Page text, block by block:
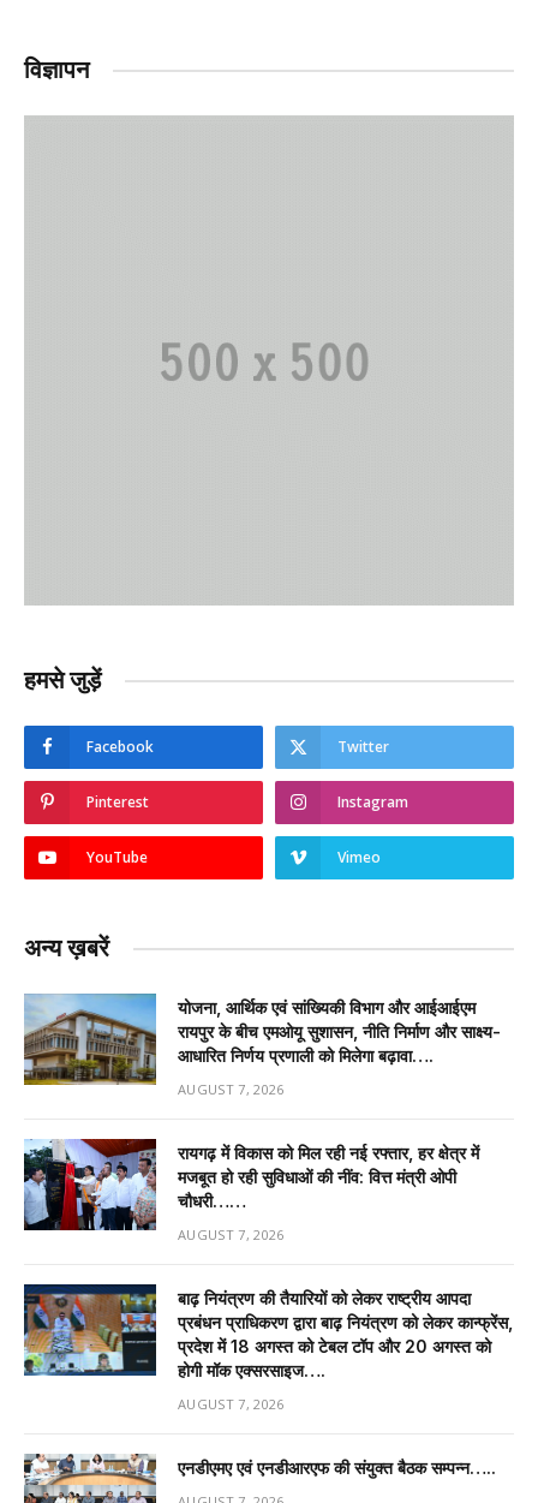
विज्ञापन
हमसे जुड़ें
Facebook Twitter
Pinterest Instagram
YouTube Vimeo
अन्य ख़बरें
योजना, आर्थिक एवं सांख्यिकी विभाग और आईआईएम
रायपुर के बीच एमओयू सुशासन, नीति निर्माण और साक्ष्य-
आधारित निर्णय प्रणाली को मिलेगा बढ़ावा….
AUGUST 7, 2026
रायगढ़ में विकास को मिल रही नई रफ्तार, हर क्षेत्र में
मजबूत हो रही सुविधाओं की नींव: वित्त मंत्री ओपी
चौधरी……
AUGUST 7, 2026
बाढ़ नियंत्रण की तैयारियों को लेकर राष्ट्रीय आपदा
प्रबंधन प्राधिकरण द्वारा बाढ़ नियंत्रण को लेकर कान्फ्रेंस,
प्रदेश में 18 अगस्त को टेबल टॉप और 20 अगस्त को
होगी मॉक एक्सरसाइज….
AUGUST 7, 2026
एनडीएमए एवं एनडीआरएफ की संयुक्त बैठक सम्पन्न…..